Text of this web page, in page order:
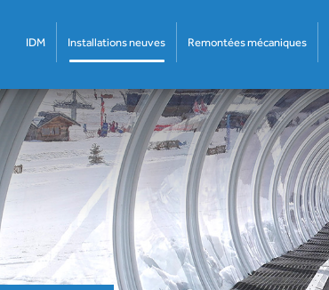
IDM Installations neuves Remontées mécaniques